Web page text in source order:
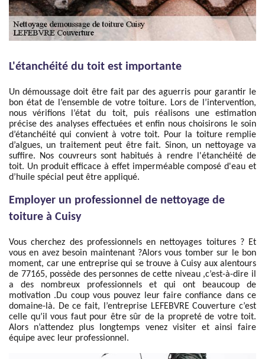
L'étanchéité du toit est importante
Un démoussage doit être fait par des aguerris pour garantir le
bon état de l’ensemble de votre toiture. Lors de l’intervention,
nous vérifions l’état du toit, puis réalisons une estimation
précise des analyses effectuées et enfin nous choisirons le soin
d’étanchéité qui convient à votre toit. Pour la toiture remplie
d’algues, un traitement peut être fait. Sinon, un nettoyage va
suffire. Nos couvreurs sont habitués à rendre l'étanchéité de
toit. Un produit efficace à effet imperméable composé d'eau et
d’huile spécial peut être appliqué.
Employer un professionnel de nettoyage de
toiture à Cuisy
Vous cherchez des professionnels en nettoyages toitures ? Et
vous en avez besoin maintenant ?Alors vous tomber sur le bon
moment, car une entreprise qui se trouve à Cuisy aux alentours
de 77165, possède des personnes de cette niveau ,c’est-à-dire il
a des nombreux professionnels et qui ont beaucoup de
motivation .Du coup vous pouvez leur faire confiance dans ce
domaine-là. De ce fait, l’entreprise LEFEBVRE Couverture c’est
celle qu’il vous faut pour être sûr de la propreté de votre toit.
Alors n’attendez plus longtemps venez visiter et ainsi faire
équipe avec leur professionnel.